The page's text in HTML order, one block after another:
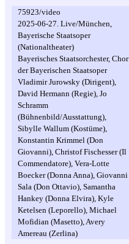
75923/video
2025-06-27. Live/München,
Bayerische Staatsoper
(Nationaltheater)
Bayerisches Staatsorchester, Chor
der Bayerischen Staatsoper
Vladimir Jurowsky (Dirigent),
David Hermann (Regie), Jo
Schramm
(Bühnenbild/Ausstattung),
Sibylle Wallum (Kostüme),
Konstantin Krimmel (Don
Giovanni), Christof Fischesser (Il
Commendatore), Vera-Lotte
Boecker (Donna Anna), Giovanni
Sala (Don Ottavio), Samantha
Hankey (Donna Elvira), Kyle
Ketelsen (Leporello), Michael
Mofidian (Masetto), Avery
Amereau (Zerlina)